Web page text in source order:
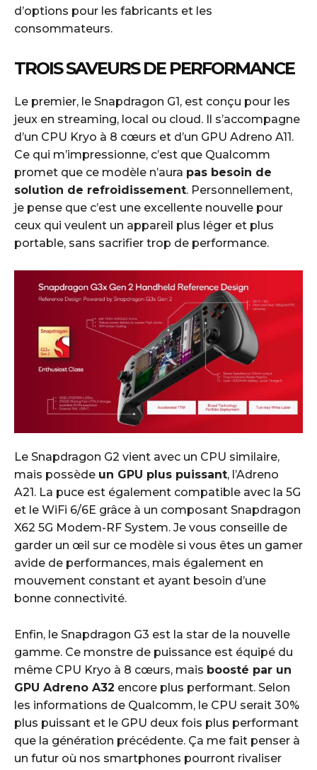
d’options pour les fabricants et les
consommateurs.
TROIS SAVEURS DE PERFORMANCE
Le premier, le Snapdragon G1, est conçu pour les
jeux en streaming, local ou cloud. Il s’accompagne
d’un CPU Kryo à 8 cœurs et d’un GPU Adreno A11.
Ce qui m’impressionne, c’est que Qualcomm
promet que ce modèle n’aura pas besoin de
solution de refroidissement. Personnellement,
je pense que c’est une excellente nouvelle pour
ceux qui veulent un appareil plus léger et plus
portable, sans sacrifier trop de performance.
Le Snapdragon G2 vient avec un CPU similaire,
mais possède un GPU plus puissant, l’Adreno
A21. La puce est également compatible avec la 5G
et le WiFi 6/6E grâce à un composant Snapdragon
X62 5G Modem-RF System. Je vous conseille de
garder un œil sur ce modèle si vous êtes un gamer
avide de performances, mais également en
mouvement constant et ayant besoin d’une
bonne connectivité.
Enfin, le Snapdragon G3 est la star de la nouvelle
gamme. Ce monstre de puissance est équipé du
même CPU Kryo à 8 cœurs, mais boosté par un
GPU Adreno A32 encore plus performant. Selon
les informations de Qualcomm, le CPU serait 30%
plus puissant et le GPU deux fois plus performant
que la génération précédente. Ça me fait penser à
un futur où nos smartphones pourront rivaliser